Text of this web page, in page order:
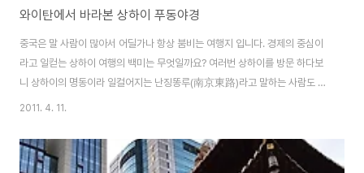
와이탄에서 바라본 상하이 푸동야경
중국은 말 사람이 많아서 어딜가나 항상 붐비는 여행지 입니다. 경제의 중심이
라고 일컫는 상하이 여행의 백미는 무엇일까요? 여러번 상하이를 방문 하다보
니 상하이의 명동이라 일컬어지는 난징똥루(南京東路)라고 말하는 사람도 있
을테고, 쇼핑을 좋아한다면 난징시루(南京西路)쪽 백화점을 추천할 수 있을
것 같네요. 저는 와이탄(外灘)의 야경을 추천합니다. 와이탄에서 바라본 푸동
야경 와~감탄이 절로 났습니다. 상하이의 대표적인 전망대 동방명주와 금부대
2011. 4. 11.